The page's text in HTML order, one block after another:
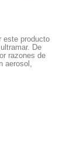
este producto
De
razones de
aerosol,